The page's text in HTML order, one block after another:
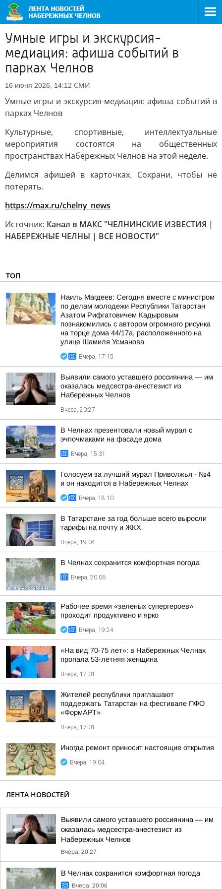
Умные игры и экскурсия-
медиация: афиша событий в
парках Челнов
16 июня 2026, 14:12 СМИ
Умные игры и экскурсия-медиация: афиша событий в
парках Челнов
Культурные, спортивные, интеллектуальные
мероприятия состоятся на общественных
пространствах Набережных Челнов на этой неделе.
Делимся афишей в карточках. Сохрани, чтобы не
потерять.
https://max.ru/chelny_news
Источник: Канал в МАКС "ЧЕЛНИНСКИЕ ИЗВЕСТИЯ |
НАБЕРЕЖНЫЕ ЧЕЛНЫ | ВСЕ НОВОСТИ"
ТОП
Наиль Магдеев: Сегодня вместе с министром
по делам молодежи Республики Татарстан
Азатом Рифгатовичем Кадыровым
познакомились с автором огромного рисунка
на торце дома 44/17а, расположенного на
улице Шамиля Усманова
Вчера, 17:15
Выявили самого уставшего россиянина — им
оказалась медсестра-анестезист из
Набережных Челнов
Вчера, 20:27
В Челнах презентовали новый мурал с
эчпочмаками на фасаде дома
Вчера, 15:31
Голосуем за лучший мурал Приволжья - №4
и он находится в Набережных Челнах
Вчера, 18:10
В Татарстане за год больше всего выросли
тарифы на почту и ЖКХ
Вчера, 19:04
В Челнах сохранится комфортная погода
Вчера, 20:06
Рабочее время «зеленых супергероев»
проходит продуктивно и ярко
Вчера, 19:24
«На вид 70-75 лет»: в Набережных Челнах
пропала 53-летняя женщина
Вчера, 17:01
Жителей республики приглашают
поддержать Татарстан на фестивале ПФО
«ФормАРТ»
Вчера, 17:01
Иногда ремонт приносит настоящие открытия
Вчера, 19:04
ЛЕНТА НОВОСТЕЙ
Выявили самого уставшего россиянина — им
оказалась медсестра-анестезист из
Набережных Челнов
Вчера, 20:27
В Челнах сохранится комфортная погода
Вчера, 20:06